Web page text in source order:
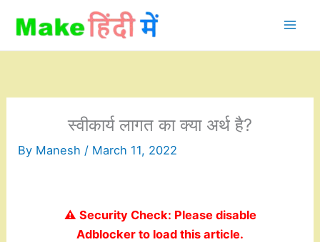
content
स्वीकार्य लागत का क्या अर्थ है?
By Manesh / March 11, 2022
⚠️ Security Check: Please disable
Adblocker to load this article.